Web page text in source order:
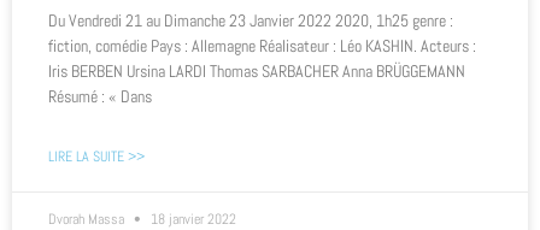
Du Vendredi 21 au Dimanche 23 Janvier 2022 2020, 1h25 genre :
fiction, comédie Pays : Allemagne Réalisateur : Léo KASHIN. Acteurs :
Iris BERBEN Ursina LARDI Thomas SARBACHER Anna BRÜGGEMANN
Résumé : « Dans
LIRE LA SUITE >>
Dvorah Massa 18 janvier 2022